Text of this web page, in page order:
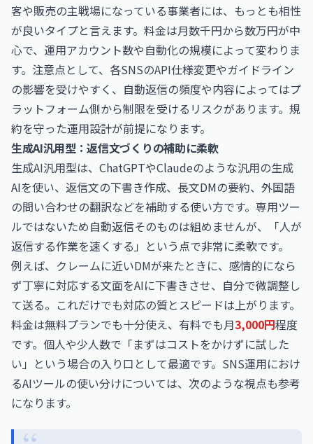
客や販売の主戦場になっている事業者には、もっとも相性
が良いタイプと言えます。料金は月数千円から数万円が中
心で、運用アカウント数や自動化の規模によって変わりま
す。注意点として、各SNSのAPI仕様変更やガイドライン
の影響を受けやすく、自動返信の頻度や内容によってはプ
ラットフォーム側から制限を受けるリスクがあります。規
約を守った運用設計が前提になります。
生成AI汎用型：返信文づくりの補助に柔軟
生成AI汎用型は、ChatGPTやClaudeのような汎用の生成
AIを使い、返信文の下書き作成、長文DMの要約、外国語
の問い合わせの翻訳などを補助する使い方です。専用ツー
ルではないため自動返信そのものは組めませんが、「人が
返信する作業を速くする」という点で非常に柔軟です。
例えば、クレームに近いDMが来たときに、感情的になら
ず丁寧に対応する文面をAIに下書きさせ、自分で微調整し
て送る。これだけでも対応の質とスピードは上がります。
料金は無料プランでも十分使え、有料でも月3,000円程度
です。個人や少人数で「まずはコストをかけずに試した
い」という場合の入り口として最適です。SNS運用におけ
るAIツールの使い分けについては、次のような視点も参考
になります。